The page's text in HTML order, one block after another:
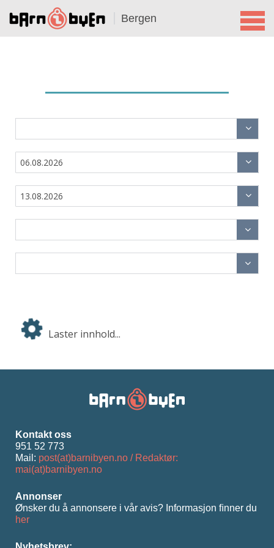
Bergen
Laster innhold...
Kontakt oss
951 52 773
Mail: post(at)barnibyen.no / Redaktør:
mai(at)barnibyen.no
Annonser
Ønsker du å annonsere i vår avis? Informasjon ﬁnner du
her